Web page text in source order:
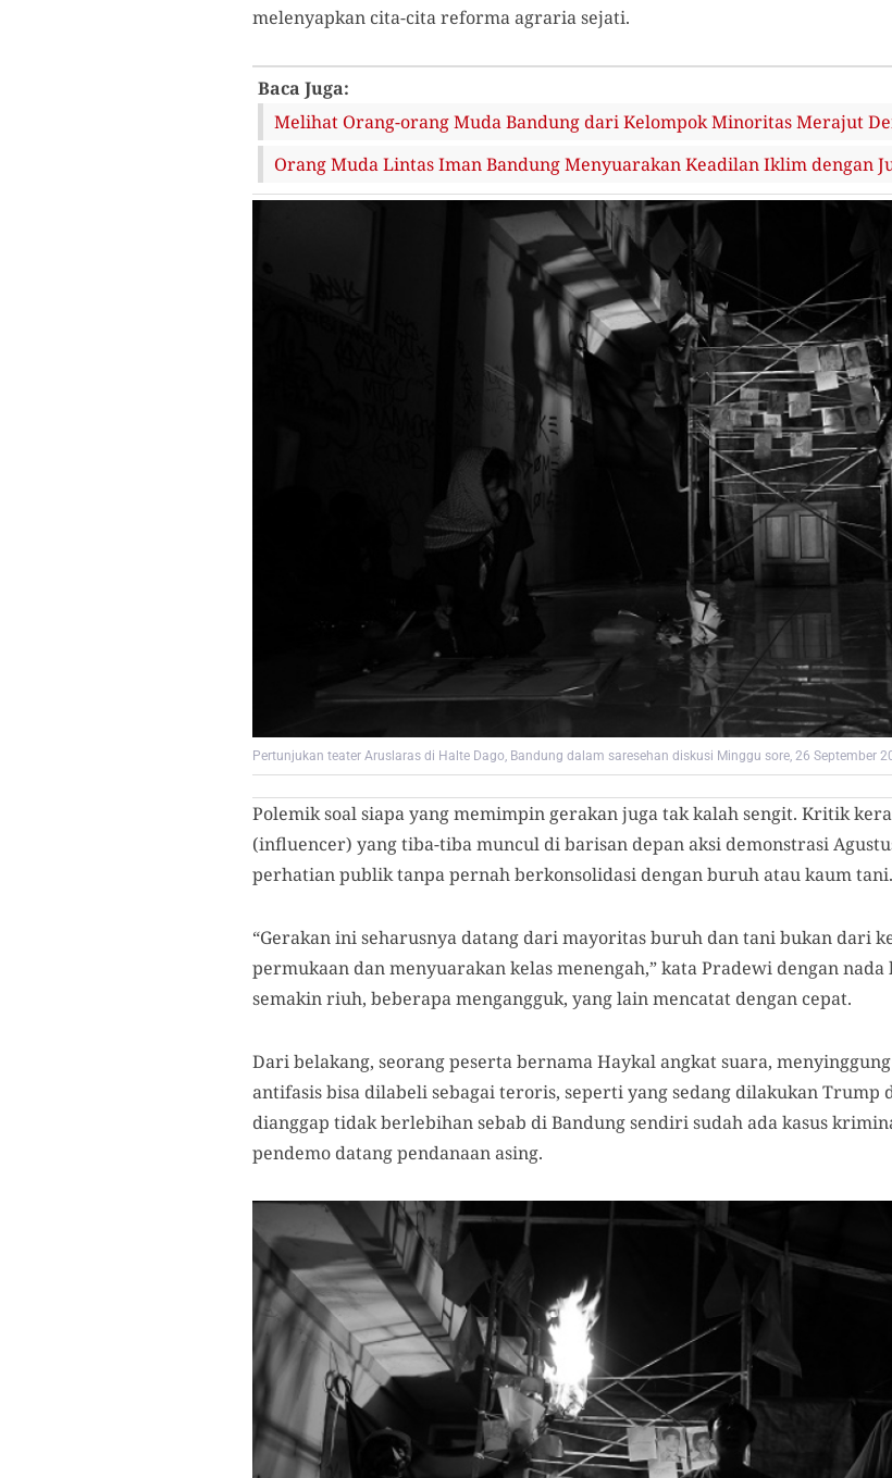
melenyapkan cita-cita reforma agraria sejati.
Baca Juga:
Melihat Orang-orang Muda Bandung dari Kelompok Minoritas Merajut
Orang Muda Lintas Iman Bandung Menyuarakan Keadilan Iklim dengan
Pertunjukan teater Aruslaras di Halte Dago, Bandung dalam saresehan diskusi Minggu sore, 26 September
Polemik soal siapa yang memimpin gerakan juga tak kalah sengit. Kritik
(influencer) yang tiba-tiba muncul di barisan depan aksi demonstrasi
perhatian publik tanpa pernah berkonsolidasi dengan buruh ataukaumtani.
“Gerakan ini seharusnya datang dari mayoritas buruh dan tani bukan dari
permukaan dan menyuarakan kelas menengah,” kata Pradewi dengan
semakin riuh, beberapa mengangguk, yang lain mencatat dengan cepat.
Dari belakang, seorangpesertabernamaHaykal angkat suara,
antifasis bisa dilabeli sebagai teroris, seperti yang sedang dilakukan
dianggap tidak berlebihan sebab di Bandung sendiri sudah ada kasus
pendemo datang pendanaan asing.